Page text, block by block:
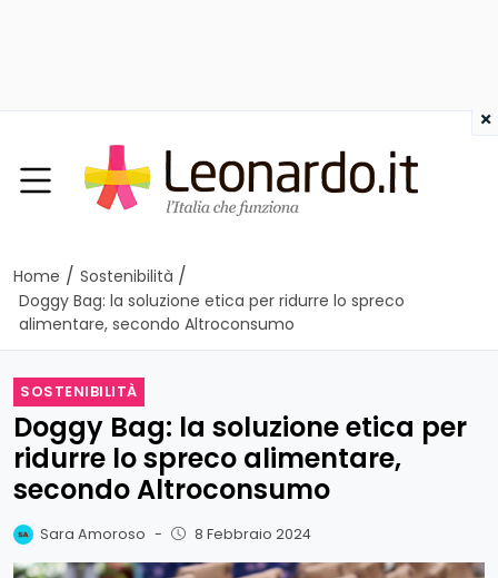
Home / Sostenibilità /
Doggy Bag: la soluzione etica per ridurre lo spreco
alimentare, secondo Altroconsumo
SOSTENIBILITÀ
Doggy Bag: la soluzione etica per
ridurre lo spreco alimentare,
secondo Altroconsumo
Sara Amoroso - 8 Febbraio 2024
×